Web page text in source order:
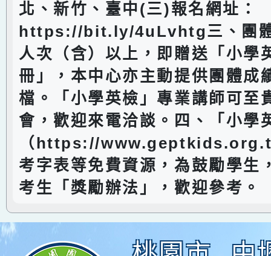
北、新竹、臺中(三)報名網址：
https://bit.ly/4uLvhtg三、團
人次（含）以上，即贈送「小學
冊」，本中心亦主動提供團體成
檔。「小學英檢」專業講師可至
會，歡迎來電洽談。四、「小學
（https://
考字表等免費資源，為鼓勵學生
考生「獎勵辦法」，歡迎參考。